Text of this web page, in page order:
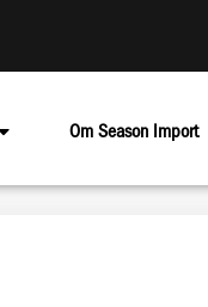
Om Season Import